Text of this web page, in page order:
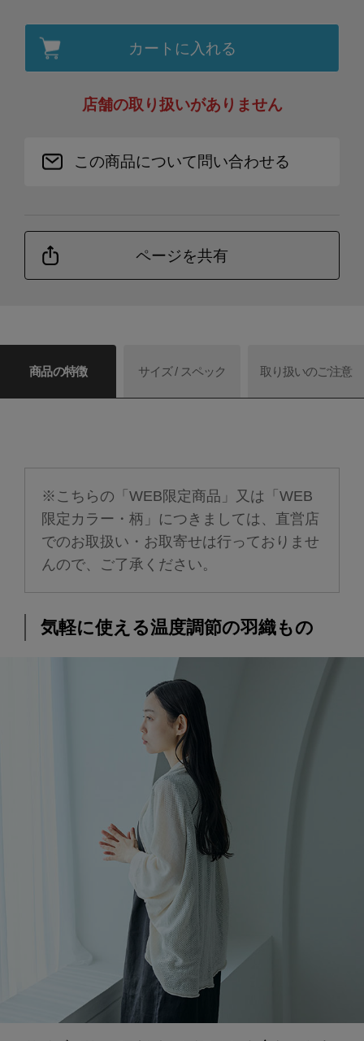
カートに入れる
店舗の取り扱いがありません
この商品について問い合わせる
ページを共有
商品の特徴 サイズ / スペック 取り扱いのご注意
※こちらの「WEB限定商品」又は「WEB
限定カラー・柄」につきましては、直営店
でのお取扱い・お取寄せは行っておりませ
んので、ご了承ください。
気軽に使える温度調節の羽織もの